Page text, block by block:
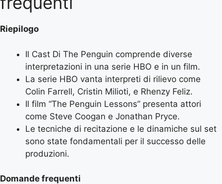
Riepilogo
Il Cast Di The Penguin comprende diverse
interpretazioni in una serie HBO e in un film.
La serie HBO vanta interpreti di rilievo come
Colin Farrell, Cristin Milioti, e Rhenzy Feliz.
Il film “The Penguin Lessons” presenta attori
come Steve Coogan e Jonathan Pryce.
Le tecniche di recitazione e le dinamiche sul set
sono state fondamentali per il successo delle
produzioni.
Domande frequenti